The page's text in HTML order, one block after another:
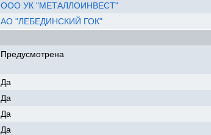
ООО УК "МЕТАЛЛОИНВЕСТ"
АО "ЛЕБЕДИНСКИЙ ГОК"
Предусмотрена
Да
Да
Да
Да